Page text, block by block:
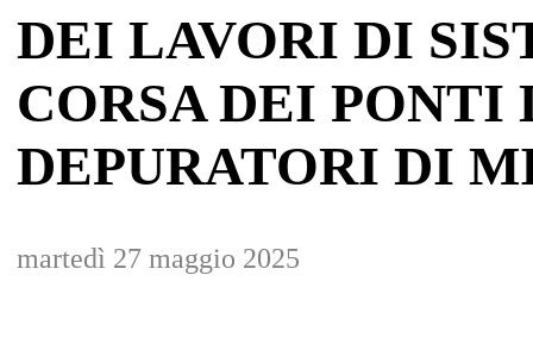
DEI LAVORI DI
CORSA DEI PONTI
DEPURATORI DI
martedì 27 maggio 2025